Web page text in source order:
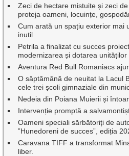
Zeci de hectare mistuite și zeci
proteja oameni, locuințe,
Cum arată un spațiu exterior mai
inutil
Petrila a finalizat cu succes
modernizarea și dotarea
Aventura Red Bull Romaniacs
O săptămână de neuitat la Lacul
cele trei școli gimnaziale din
Nedeia din Poiana Muierii și
Intervenție promptă a
Oameni speciali sărbătoriți de
”Hunedoreni de succes”, ediția
Caravana TIFF a transformat
liber.